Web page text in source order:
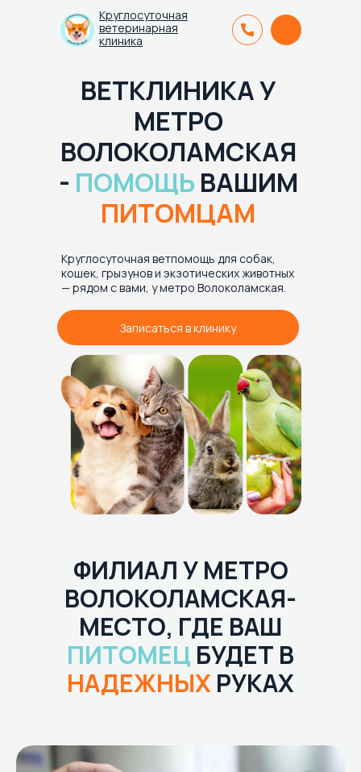
Круглосуточная
ветеринарная
клиника
ВЕТКЛИНИКА У
МЕТРО
ВОЛОКОЛАМСКАЯ
- ПОМОЩЬ ВАШИМ
ПИТОМЦАМ
Круглосуточная ветпомощь для собак,
кошек, грызунов и экзотических животных
— рядом с вами, у метро Волоколамская.
Записаться в клинику
ФИЛИАЛ У МЕТРО
ВОЛОКОЛАМСКАЯ-
МЕСТО, ГДЕ ВАШ
ПИТОМЕЦ БУДЕТ В
НАДЕЖНЫХ РУКАХ